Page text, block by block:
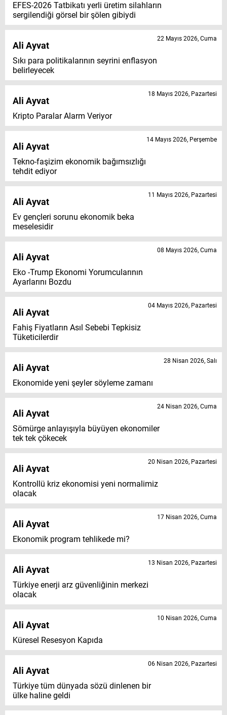
EFES-2026 Tatbikatı yerli üretim silahların
sergilendiği görsel bir şölen gibiydi
Ali Ayvat
Sıkı para politikalarının seyrini enflasyon
belirleyecek
22 Mayıs 2026, Cuma
Ali Ayvat
Kripto Paralar Alarm Veriyor
18 Mayıs 2026, Pazartesi
Ali Ayvat
Tekno-faşizim ekonomik bağımsızlığı
tehdit ediyor
14 Mayıs 2026, Perşembe
Ali Ayvat
Ev gençleri sorunu ekonomik beka
meselesidir
11 Mayıs 2026, Pazartesi
Ali Ayvat
Eko -Trump Ekonomi Yorumcularının
Ayarlarını Bozdu
08 Mayıs 2026, Cuma
Ali Ayvat
Fahiş Fiyatların Asıl Sebebi Tepkisiz
Tüketicilerdir
04 Mayıs 2026, Pazartesi
Ali Ayvat
Ekonomide yeni şeyler söyleme zamanı
28 Nisan 2026, Salı
Ali Ayvat
Sömürge anlayışıyla büyüyen ekonomiler
tek tek çökecek
24 Nisan 2026, Cuma
Ali Ayvat
Kontrollü kriz ekonomisi yeni normalimiz
olacak
20 Nisan 2026, Pazartesi
Ali Ayvat
Ekonomik program tehlikede mi?
17 Nisan 2026, Cuma
Ali Ayvat
Türkiye enerji arz güvenliğinin merkezi
olacak
13 Nisan 2026, Pazartesi
Ali Ayvat
Küresel Resesyon Kapıda
10 Nisan 2026, Cuma
Ali Ayvat
Türkiye tüm dünyada sözü dinlenen bir
ülke haline geldi
06 Nisan 2026, Pazartesi